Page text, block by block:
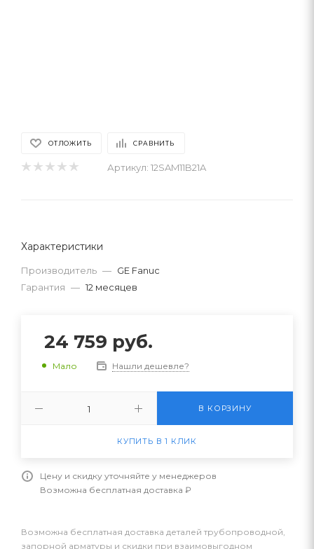
ОТЛОЖИТЬ СРАВНИТЬ
Артикул: 12SAM11B21A
Характеристики
Производитель — GE Fanuc
Гарантия — 12 месяцев
24 759 руб.
Мало Нашли дешевле?
В КОРЗИНУ
КУПИТЬ В 1 КЛИК
Цену и скидку уточняйте у менеджеров
Возможна бесплатная доставка ₽
Возможна бесплатная доставка деталей трубопроводной,
запорной арматуры и скидки при взаимовыгодном